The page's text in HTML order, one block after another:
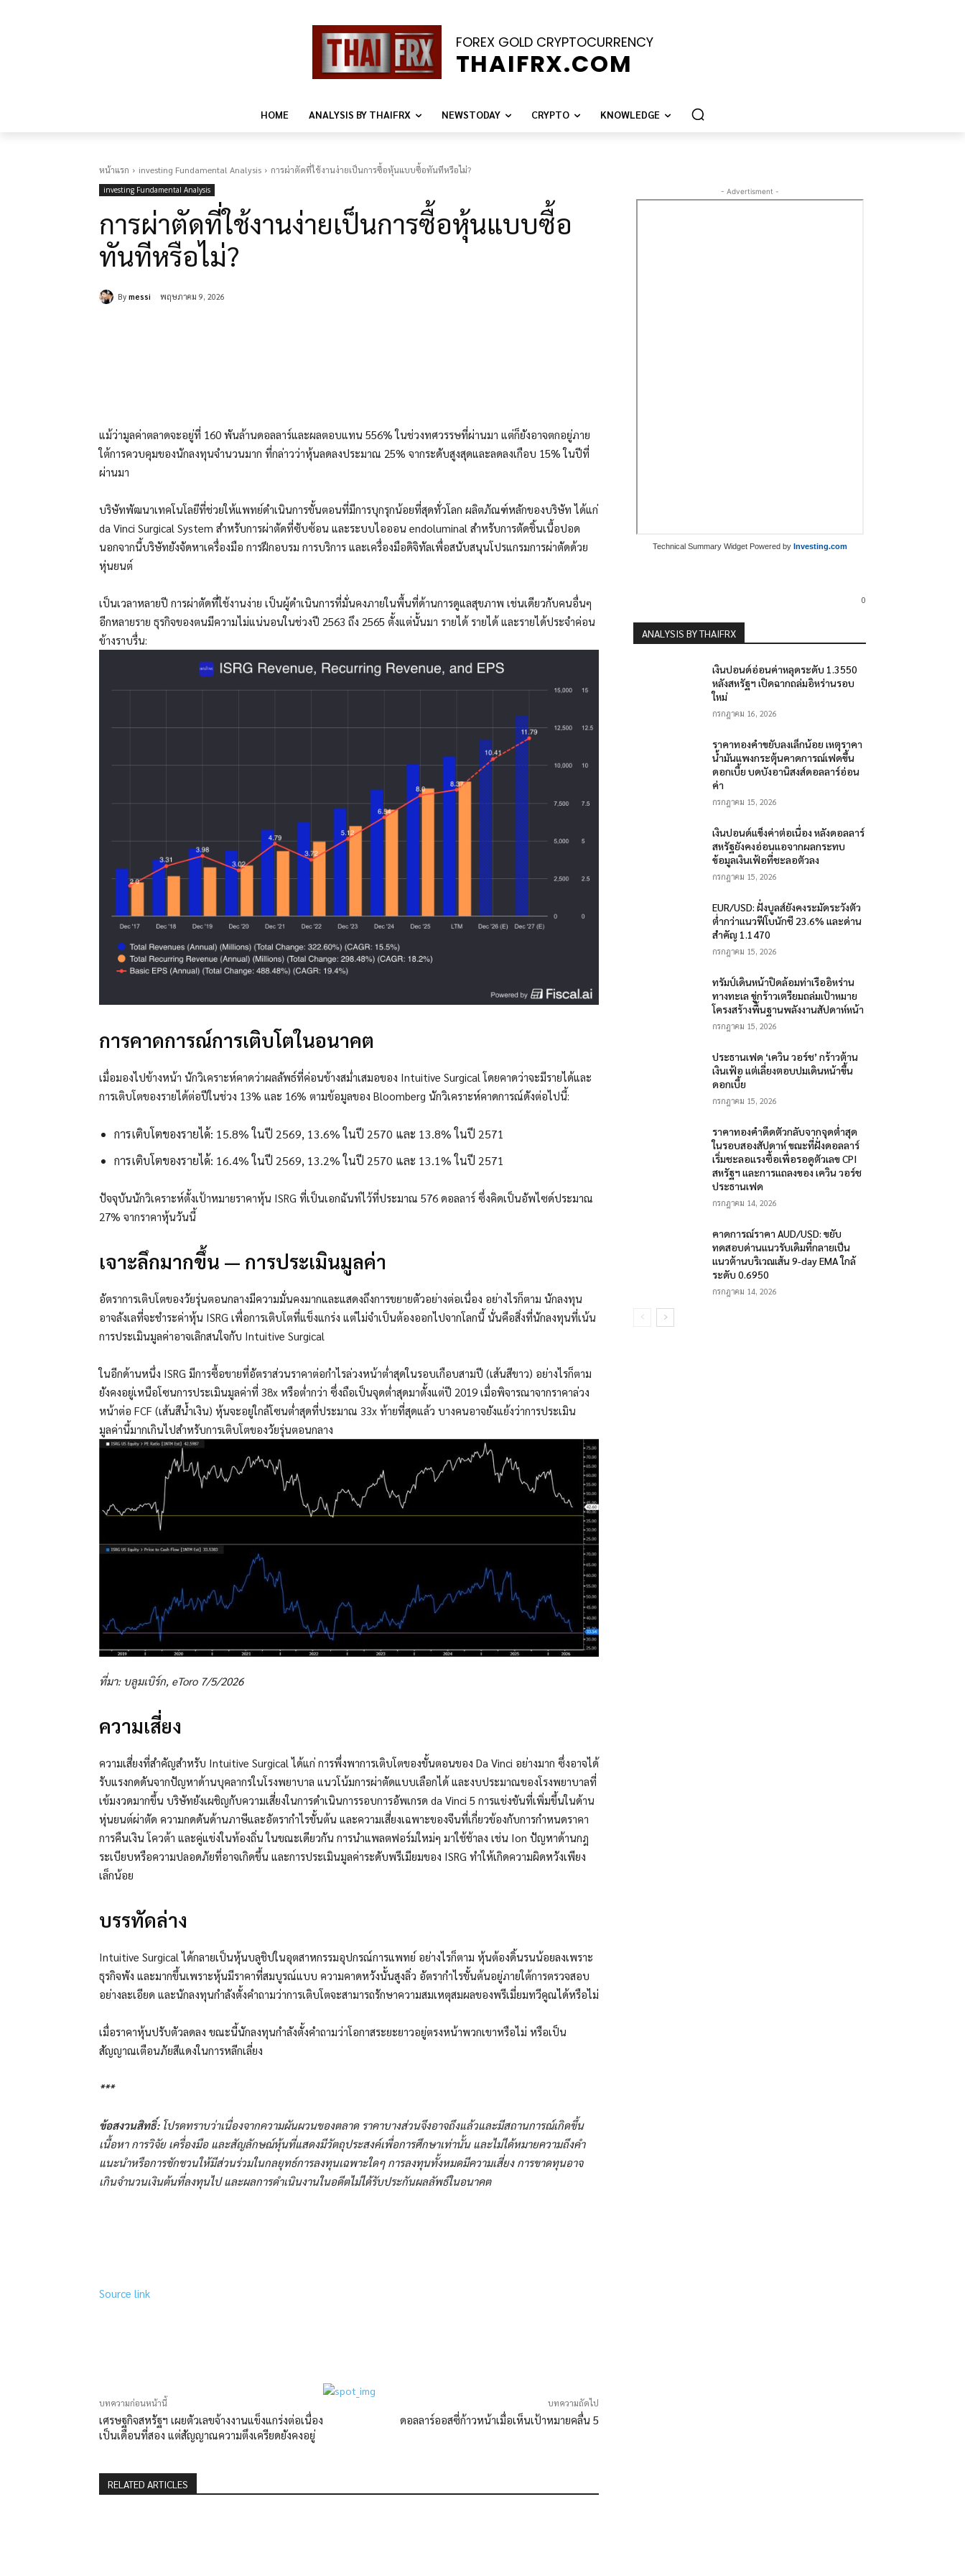
FOREX GOLD CRYPTOCURRENCY
THAIFRX.COM
HOME ANALYSIS BY THAIFRX NEWSTODAY CRYPTO KNOWLEDGE
หน้าแรก investing Fundamental Analysis การผ่าตัดที่ใช้งานง่ายเป็นการซื้อหุ้นแบบซื้อทันทีหรือไม่?
investing Fundamental Analysis
การผ่าตัดที่ใช้งานง่ายเป็นการซื้อหุ้นแบบซื้อ
ทันทีหรือไม่?
By messi พฤษภาคม 9, 2026
แม้ว่ามูลค่าตลาดจะอยู่ที่ 160 พันล้านดอลลาร์และผลตอบแทน 556% ในช่วงทศวรรษที่ผ่านมา แต่ก็ยังอาจตกอยู่ภาย
ใต้การควบคุมของนักลงทุนจำนวนมาก ที่กล่าวว่าหุ้นลดลงประมาณ 25% จากระดับสูงสุดและลดลงเกือบ 15% ในปีที่
ผ่านมา
บริษัทพัฒนาเทคโนโลยีที่ช่วยให้แพทย์ดำเนินการขั้นตอนที่มีการบุกรุกน้อยที่สุดทั่วโลก ผลิตภัณฑ์หลักของบริษัท ได้แก่
da Vinci Surgical System สำหรับการผ่าตัดที่ซับซ้อน และระบบไอออน endoluminal สำหรับการตัดชิ้นเนื้อปอด
นอกจากนี้บริษัทยังจัดหาเครื่องมือ การฝึกอบรม การบริการ และเครื่องมือดิจิทัลเพื่อสนับสนุนโปรแกรมการผ่าตัดด้วย
หุ่นยนต์
เป็นเวลาหลายปี การผ่าตัดที่ใช้งานง่าย เป็นผู้ดำเนินการที่มั่นคงภายในพื้นที่ด้านการดูแลสุขภาพ เช่นเดียวกับคนอื่นๆ
อีกหลายราย ธุรกิจของตนมีความไม่แน่นอนในช่วงปี 2563 ถึง 2565 ตั้งแต่นั้นมา รายได้ รายได้ และรายได้ประจำค่อน
ข้างราบรื่น:
การคาดการณ์การเติบโตในอนาคต
เมื่อมองไปข้างหน้า นักวิเคราะห์คาดว่าผลลัพธ์ที่ค่อนข้างสม่ำเสมอของ Intuitive Surgical โดยคาดว่าจะมีรายได้และ
การเติบโตของรายได้ต่อปีในช่วง 13% และ 16% ตามข้อมูลของ Bloomberg นักวิเคราะห์คาดการณ์ดังต่อไปนี้:
การเติบโตของรายได้: 15.8% ในปี 2569, 13.6% ในปี 2570 และ 13.8% ในปี 2571
การเติบโตของรายได้: 16.4% ในปี 2569, 13.2% ในปี 2570 และ 13.1% ในปี 2571
ปัจจุบันนักวิเคราะห์ตั้งเป้าหมายราคาหุ้น ISRG ที่เป็นเอกฉันท์ไว้ที่ประมาณ 576 ดอลลาร์ ซึ่งคิดเป็นอัพไซด์ประมาณ
27% จากราคาหุ้นวันนี้
เจาะลึกมากขึ้น — การประเมินมูลค่า
อัตราการเติบโตของวัยรุ่นตอนกลางมีความมั่นคงมากและแสดงถึงการขยายตัวอย่างต่อเนื่อง อย่างไรก็ตาม นักลงทุน
อาจลังเลที่จะชำระค่าหุ้น ISRG เพื่อการเติบโตที่แข็งแกร่ง แต่ไม่จำเป็นต้องออกไปจากโลกนี้ นั่นคือสิ่งที่นักลงทุนที่เน้น
การประเมินมูลค่าอาจเลิกสนใจกับ Intuitive Surgical
ในอีกด้านหนึ่ง ISRG มีการซื้อขายที่อัตราส่วนราคาต่อกำไรล่วงหน้าต่ำสุดในรอบเกือบสามปี (เส้นสีขาว) อย่างไรก็ตาม
ยังคงอยู่เหนือโซนการประเมินมูลค่าที่ 38x หรือต่ำกว่า ซึ่งถือเป็นจุดต่ำสุดมาตั้งแต่ปี 2019 เมื่อพิจารณาจากราคาล่วง
หน้าต่อ FCF (เส้นสีน้ำเงิน) หุ้นจะอยู่ใกล้โซนต่ำสุดที่ประมาณ 33x ท้ายที่สุดแล้ว บางคนอาจยังแย้งว่าการประเมิน
มูลค่านี้มากเกินไปสำหรับการเติบโตของวัยรุ่นตอนกลาง
ที่มา: บลูมเบิร์ก, eToro 7/5/2026
ความเสี่ยง
ความเสี่ยงที่สำคัญสำหรับ Intuitive Surgical ได้แก่ การพึ่งพาการเติบโตของขั้นตอนของ Da Vinci อย่างมาก ซึ่งอาจได้
รับแรงกดดันจากปัญหาด้านบุคลากรในโรงพยาบาล แนวโน้มการผ่าตัดแบบเลือกได้ และงบประมาณของโรงพยาบาลที่
เข้มงวดมากขึ้น บริษัทยังเผชิญกับความเสี่ยงในการดำเนินการรอบการอัพเกรด da Vinci 5 การแข่งขันที่เพิ่มขึ้นในด้าน
หุ่นยนต์ผ่าตัด ความกดดันด้านภาษีและอัตรากำไรขั้นต้น และความเสี่ยงเฉพาะของจีนที่เกี่ยวข้องกับการกำหนดราคา
การคืนเงิน โควต้า และคู่แข่งในท้องถิ่น ในขณะเดียวกัน การนำแพลตฟอร์มใหม่ๆ มาใช้ช้าลง เช่น Ion ปัญหาด้านกฎ
ระเบียบหรือความปลอดภัยที่อาจเกิดขึ้น และการประเมินมูลค่าระดับพรีเมียมของ ISRG ทำให้เกิดความผิดหวังเพียง
เล็กน้อย
บรรทัดล่าง
Intuitive Surgical ได้กลายเป็นหุ้นบลูชิปในอุตสาหกรรมอุปกรณ์การแพทย์ อย่างไรก็ตาม หุ้นต้องดิ้นรนน้อยลงเพราะ
ธุรกิจพัง และมากขึ้นเพราะหุ้นมีราคาที่สมบูรณ์แบบ ความคาดหวังนั้นสูงลิ่ว อัตรากำไรขั้นต้นอยู่ภายใต้การตรวจสอบ
อย่างละเอียด และนักลงทุนกำลังตั้งคำถามว่าการเติบโตจะสามารถรักษาความสมเหตุสมผลของพรีเมี่ยมทวีคูณได้หรือไม่
เมื่อราคาหุ้นปรับตัวลดลง ขณะนี้นักลงทุนกำลังตั้งคำถามว่าโอกาสระยะยาวอยู่ตรงหน้าพวกเขาหรือไม่ หรือเป็น
สัญญาณเตือนภัยสีแดงในการหลีกเลี่ยง
***
ข้อสงวนสิทธิ์:โปรดทราบว่าเนื่องจากความผันผวนของตลาด ราคาบางส่วนจึงอาจถึงแล้วและมีสถานการณ์เกิดขึ้น
เนื้อหา การวิจัย เครื่องมือ และสัญลักษณ์หุ้นที่แสดงมีวัตถุประสงค์เพื่อการศึกษาเท่านั้น และไม่ได้หมายความถึงคำ
แนะนำหรือการชักชวนให้มีส่วนร่วมในกลยุทธ์การลงทุนเฉพาะใดๆ การลงทุนทั้งหมดมีความเสี่ยง การขาดทุนอาจ
เกินจำนวนเงินต้นที่ลงทุนไป และผลการดำเนินงานในอดีตไม่ได้รับประกันผลลัพธ์ในอนาคต
Source link
บทความก่อนหน้านี้
เศรษฐกิจสหรัฐฯ เผยตัวเลขจ้างงานแข็งแกร่งต่อเนื่อง
เป็นเดือนที่สอง แต่สัญญาณความตึงเครียดยังคงอยู่
บทความถัดไป
ดอลลาร์ออสซี่ก้าวหน้าเมื่อเห็นเป้าหมายคลื่น 5
RELATED ARTICLES
- Advertisment -
Technical Summary Widget Powered by Investing.com
0
ANALYSIS BY THAIFRX
เงินปอนด์อ่อนค่าหลุดระดับ 1.3550
หลังสหรัฐฯ เปิดฉากถล่มอิหร่านรอบ
ใหม่
กรกฎาคม 16, 2026
ราคาทองคำขยับลงเล็กน้อย เหตุราคา
น้ำมันแพงกระตุ้นคาดการณ์เฟดขึ้น
ดอกเบี้ย บดบังอานิสงส์ดอลลาร์อ่อน
ค่า
กรกฎาคม 15, 2026
เงินปอนด์แข็งค่าต่อเนื่อง หลังดอลลาร์
สหรัฐยังคงอ่อนแอจากผลกระทบ
ข้อมูลเงินเฟ้อที่ชะลอตัวลง
กรกฎาคม 15, 2026
EUR/USD: ฝั่งบูลส์ยังคงระมัดระวังตัว
ต่ำกว่าแนวฟีโบนักชี 23.6% และด่าน
สำคัญ 1.1470
กรกฎาคม 15, 2026
ทรัมป์เดินหน้าปิดล้อมท่าเรืออิหร่าน
ทางทะเล ขู่กร้าวเตรียมถล่มเป้าหมาย
โครงสร้างพื้นฐานพลังงานสัปดาห์หน้า
กรกฎาคม 15, 2026
ประธานเฟด ‘เควิน วอร์ช’ กร้าวต้าน
เงินเฟ้อ แต่เลี่ยงตอบปมเดินหน้าขึ้น
ดอกเบี้ย
กรกฎาคม 15, 2026
ราคาทองคำดีดตัวกลับจากจุดต่ำสุด
ในรอบสองสัปดาห์ ขณะที่ฝั่งดอลลาร์
เริ่มชะลอแรงซื้อเพื่อรอดูตัวเลข CPI
สหรัฐฯ และการแถลงของ เควิน วอร์ช
ประธานเฟด
กรกฎาคม 14, 2026
คาดการณ์ราคา AUD/USD: ขยับ
ทดสอบด่านแนวรับเดิมที่กลายเป็น
แนวต้านบริเวณเส้น 9-day EMA ใกล้
ระดับ 0.6950
กรกฎาคม 14, 2026